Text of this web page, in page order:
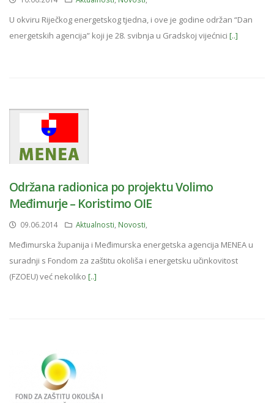
U okviru Riječkog energetskog tjedna, i ove je godine održan “Dan
energetskih agencija” koji je 28. svibnja u Gradskoj vijećnici [..]
Održana radionica po projektu Volimo
Međimurje – Koristimo OIE
09.06.2014 Aktualnosti Novosti
Međimurska županija i Međimurska energetska agencija MENEA u
suradnji s Fondom za zaštitu okoliša i energetsku učinkovitost
(FZOEU) već nekoliko [..]